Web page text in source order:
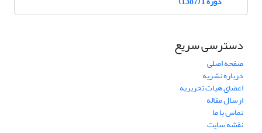
دسترسی سریع
صفحه اصلی
درباره نشریه
اعضای هیات تحریریه
ارسال مقاله
تماس با ما
نقشه سایت